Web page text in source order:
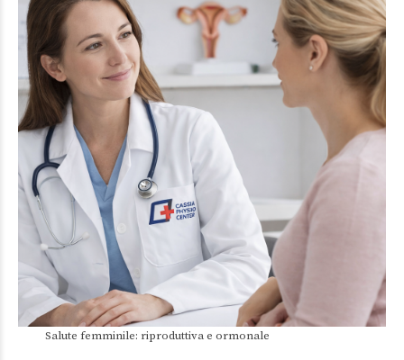
Salute femminile: riproduttiva e ormonale